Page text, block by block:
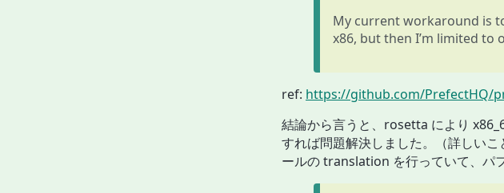
My current workaround is
x86, but then I’m limited to
ref: https://github.com/PrefectHQ/
結論から言うと、rosetta により
すれば問題解決しました。（詳しい
ールの translation を行っていて、パ